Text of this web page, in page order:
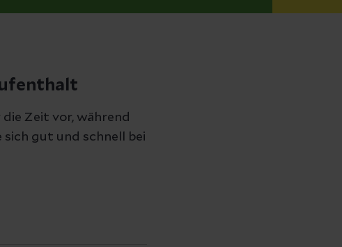
Zeit vor, während
sich gut und schnell bei